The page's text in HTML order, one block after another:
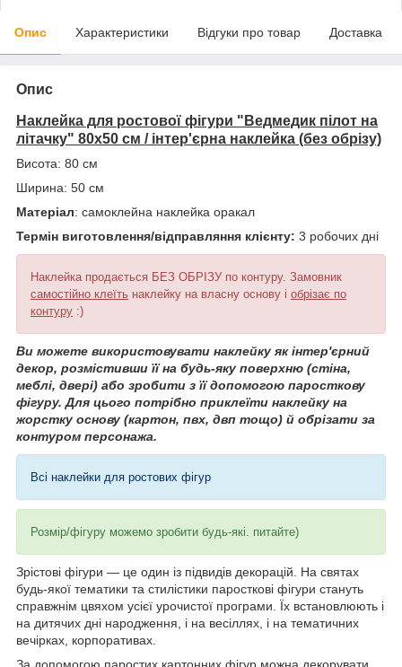
Опис Характеристики Відгуки про товар Доставка
Опис
Наклейка для ростової фігури "Ведмедик пілот на
літачку" 80х50 см / інтер'єрна наклейка (без обрізу)
Висота: 80 см
Ширина: 50 см
Матеріал: самоклейна наклейка оракал
Термін виготовлення/відправляння клієнту: 3 робочих дні
Наклейка продається БЕЗ ОБРІЗУ по контуру. Замовник
самостійно клеїть наклейку на власну основу і обрізає по
контуру :)
Ви можете використовувати наклейку як інтер'єрний
декор, розмістивши її на будь-яку поверхню (стіна,
меблі, двері) або зробити з її допомогою паросткову
фігуру. Для цього потрібно приклеїти наклейку на
жорстку основу (картон, пвх, двп тощо) й обрізати за
контуром персонажа.
Всі наклейки для ростових фігур
Розмір/фігуру можемо зробити будь-які. питайте)
Зрістові фігури — це один із підвидів декорацій. На святах
будь-якої тематики та стилістики паросткові фігури стануть
справжнім цвяхом усієї урочистої програми. Їх встановлюють і
на дитячих дні народження, і на весіллях, і на тематичних
вечірках, корпоративах.
За допомогою паростих картонних фігур можна декорувати